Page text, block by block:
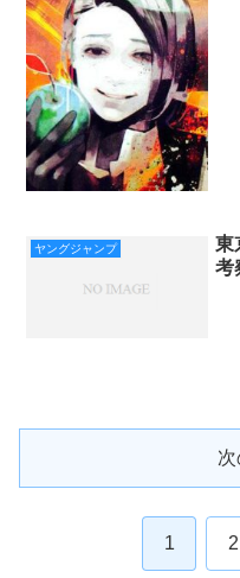
ヤングジャンプ
東
考
1 2